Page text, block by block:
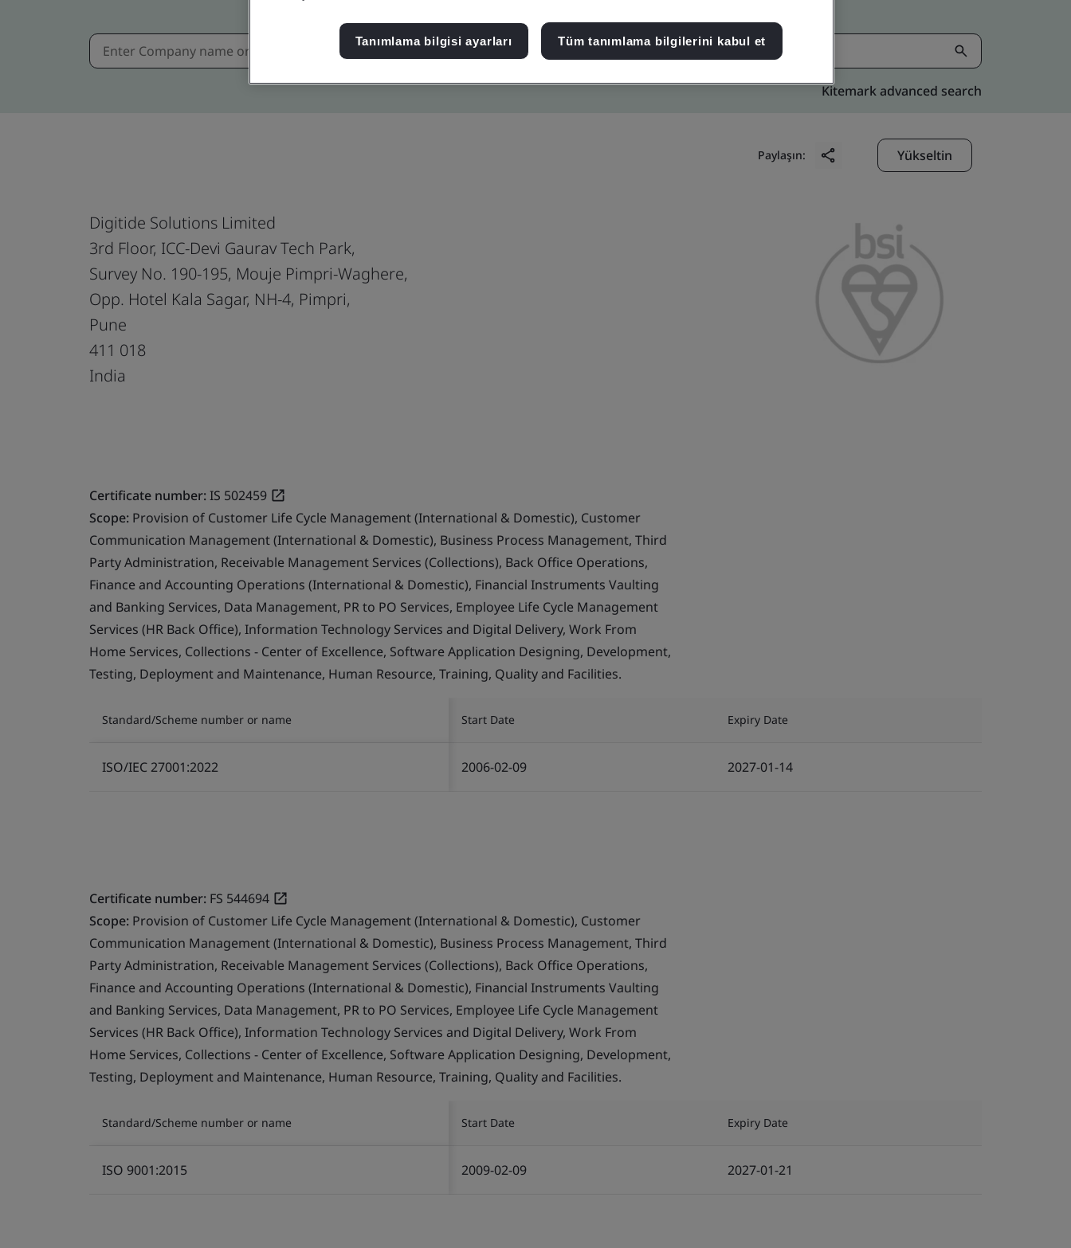
Kitemark advanced search
Paylaşın: Yükseltin
Digitide Solutions Limited
3rd Floor, ICC-Devi Gaurav Tech Park,
Survey No. 190-195, Mouje Pimpri-Waghere,
Opp. Hotel Kala Sagar, NH-4, Pimpri,
Pune
411 018
India
Certificate number:IS 502459
Scope: Provision of Customer Life Cycle Management (International & Domestic), Customer
Communication Management (International & Domestic), Business Process Management, Third
Party Administration, Receivable Management Services (Collections), Back Office Operations,
Finance and Accounting Operations (International & Domestic), Financial Instruments Vaulting
and Banking Services, Data Management, PR to PO Services, Employee Life Cycle Management
Services (HR Back Office), Information Technology Services and Digital Delivery, Work From
Home Services, Collections - Center of Excellence, Software Application Designing, Development,
Testing, Deployment and Maintenance, Human Resource, Training, Quality and Facilities.
Standard/Scheme number or name Start Date Expiry Date
ISO/IEC 27001:2022 2006-02-09 2027-01-14
Certificate number: FS 544694
Scope: Provision of Customer Life Cycle Management (International & Domestic), Customer
Communication Management (International & Domestic), Business Process Management, Third
Party Administration, Receivable Management Services (Collections), Back Office Operations,
Finance and Accounting Operations (International & Domestic), Financial Instruments Vaulting
and Banking Services, Data Management, PR to PO Services, Employee Life Cycle Management
Services (HR Back Office), Information Technology Services and Digital Delivery, Work From
Home Services, Collections - Center of Excellence, Software Application Designing, Development,
Testing, Deployment and Maintenance, Human Resource, Training, Quality and Facilities.
Standard/Scheme number or name Start Date Expiry Date
ISO 9001:2015 2009-02-09 2027-01-21
Tanımlama bilgisi ayarları Tüm tanımlama bilgilerini kabul et